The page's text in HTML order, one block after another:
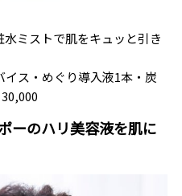
ミストで肌をキュッと引き
ス・めぐり導入液1本・炭
ーのハリ美容液を肌に